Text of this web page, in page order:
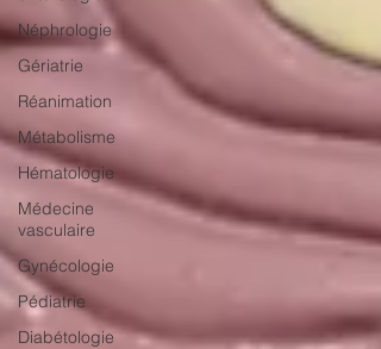
Néphrologie
Gériatrie
Réanimation
Métabolisme
Hématologie
Médecine
vasculaire
Gynécologie
Pédiatrie
Diabétologie